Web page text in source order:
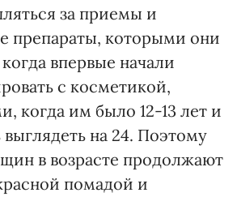
за приемы и
препараты, которыми они
впервые начали
с косметикой,
когда им было 12-13 лет и
на 24. Поэтому
в возрасте продолжают
помадой и